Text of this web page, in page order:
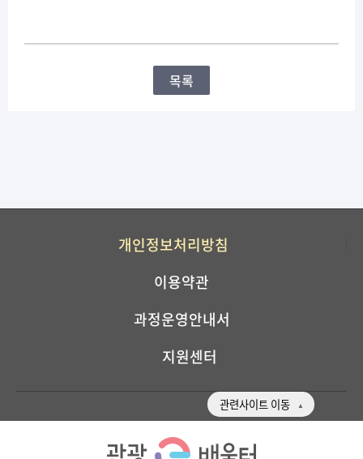
목록
개인정보처리방침
이용약관
과정운영안내서
지원센터
관련사이트 이동